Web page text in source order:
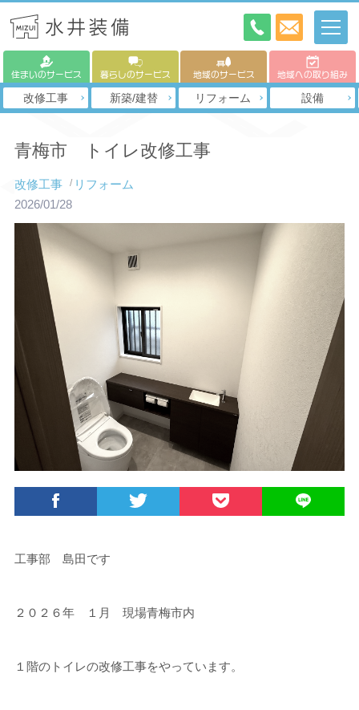
住まいのサービス 暮らしのサービス 地域のサービス 地域への取り組み
改修工事 新築/建替 リフォーム 設備
青梅市 トイレ改修工事
改修工事
リフォーム
2026/01/28
工事部 島田です
２０２６年 １月 現場青梅市内
１階のトイレの改修工事をやっています。